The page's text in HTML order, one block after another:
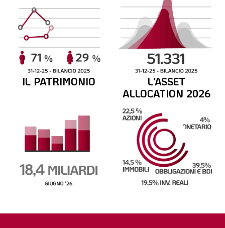
IL PATRIMONIO
L'ASSET
ALLOCATION 2026